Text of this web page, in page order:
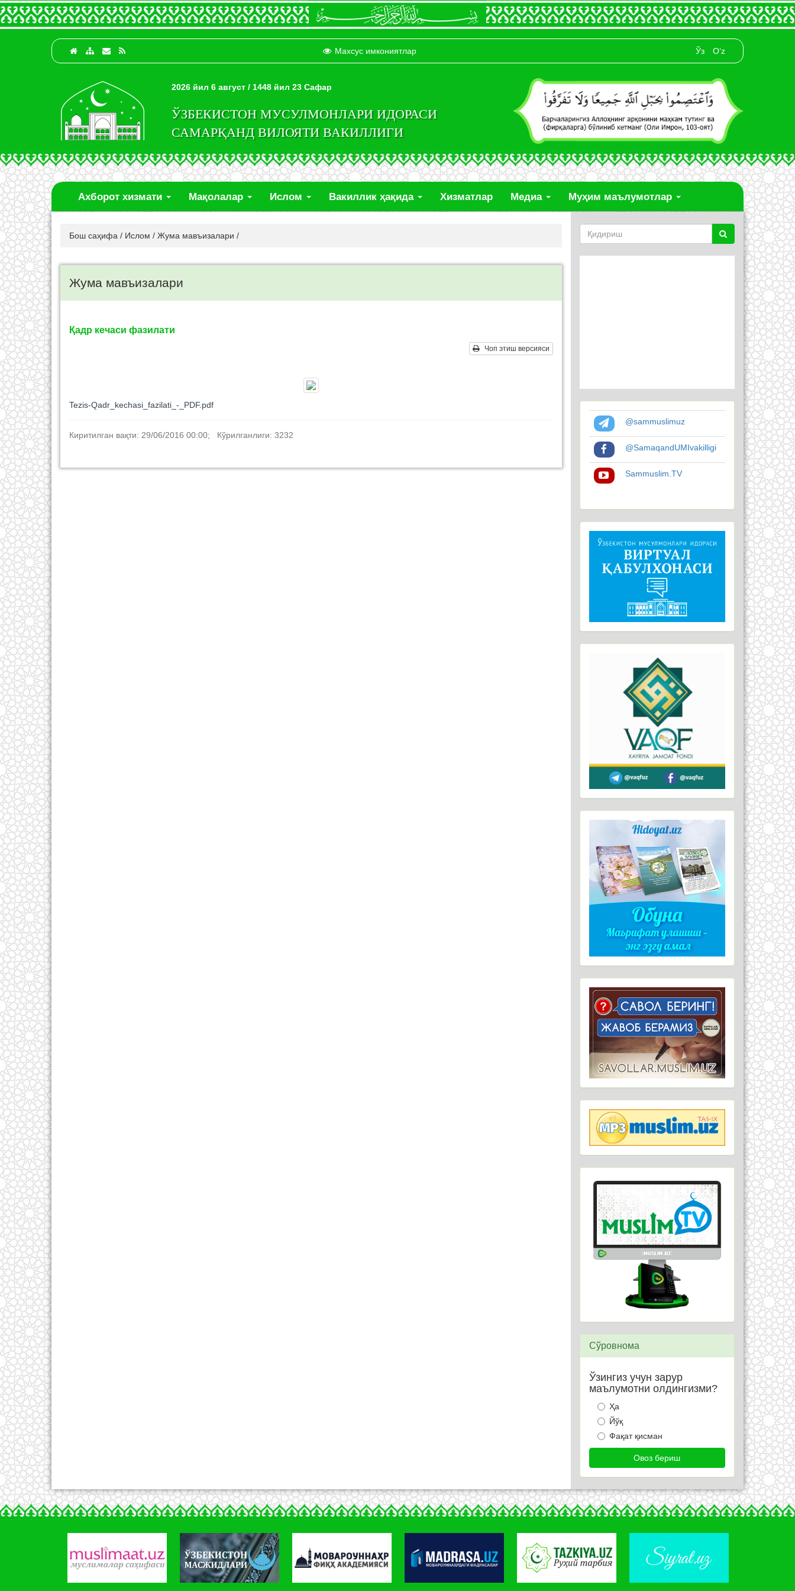
Махсус имкониятлар Ўз O‘z
2026 йил 6 август / 1448 йил 23 Сафар
ЎЗБЕКИСТОН МУСУЛМОНЛАРИ ИДОРАСИ
САМАРҚАНД ВИЛОЯТИ ВАКИЛЛИГИ
Ахборот хизмати Мақолалар Ислом Вакиллик ҳақида Хизматлар Медиа Муҳим маълумотлар
Бош саҳифа / Ислом / Жума мавъизалари /
Жума мавъизалари
Қадр кечаси фазилати
Чоп этиш версияси
Tezis-Qadr_kechasi_fazilati_-_PDF.pdf
Киритилган вақти: 29/06/2016 00:00; Кўрилганлиги: 3232
@sammuslimuz
@SamaqandUMIvakilligi
Sammuslim.TV
Сўровнома
Ўзингиз учун зарур
маълумотни олдингизми?
Ҳа
Йўқ
Фақат қисман